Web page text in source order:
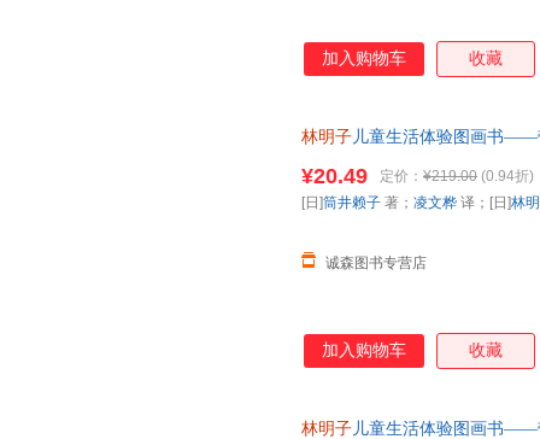
加入购物车 收藏
林明子儿童生活体验图画书——
套，电子发票。
¥20.49 定价： ¥219.00 (0.94折)
诚森图书专营店
[日]筒井赖子 著； 凌文桦 译；[日]林
加入购物车 收藏
林明子儿童生活体验图画书——